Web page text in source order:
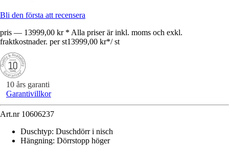
Bli den första att recensera
pris — 13999,00 kr * Alla priser är inkl. moms och exkl.
fraktkostnader. per st13999,00 kr*/ st
10 års garanti
Garantivillkor
Art.nr 10606237
Duschtyp: Duschdörr i nisch
Hängning: Dörrstopp höger